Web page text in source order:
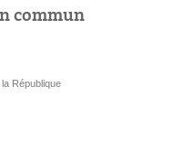
commun
République